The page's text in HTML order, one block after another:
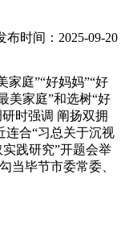
布时间：2025-09-20
庭”“好妈妈”“好
美家庭”和选树“好
时强调 阐扬双拥
连合“习总关于沉视
践研究”开题会举
当毕节市委常委、